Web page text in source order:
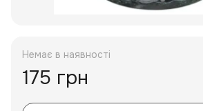
Немає в наявності
175 грн